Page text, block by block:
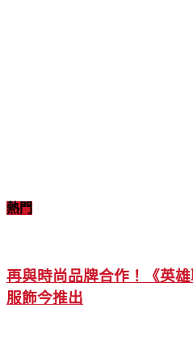
熱門
再與時尚品牌合作！《英
服飾今推出